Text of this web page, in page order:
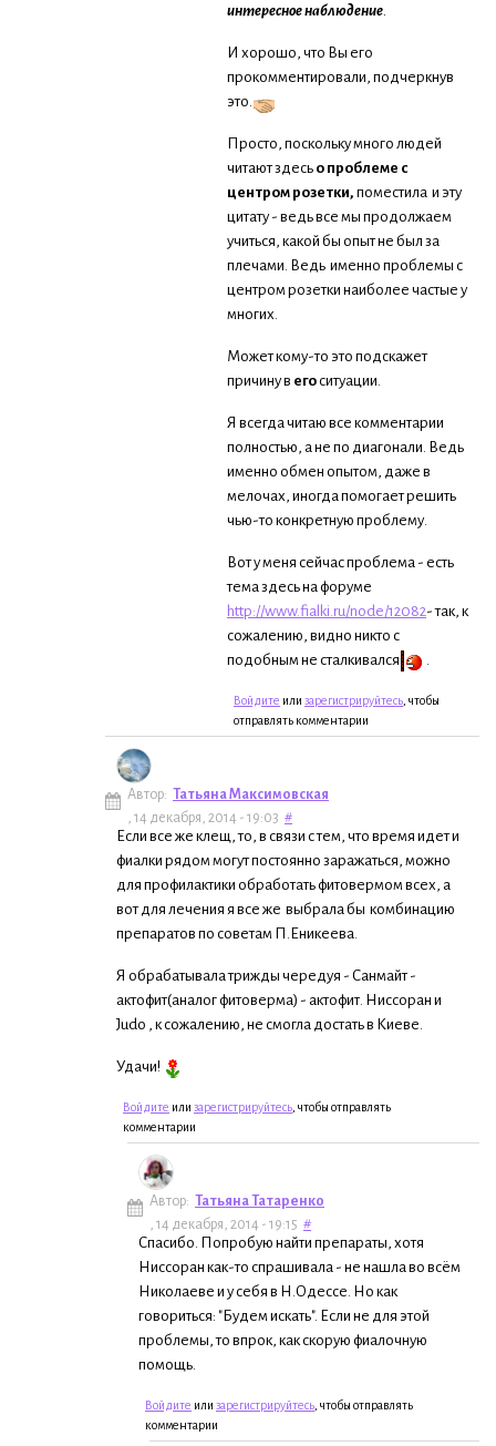
интересное наблюдение
И хорошо, что Вы его
прокомментировали, подчеркнув
это.
Просто, поскольку много людей
читают здесь о проблеме с
центром розетки, поместила и эту
цитату - ведь все мы продолжаем
учиться, какой бы опыт не был за
плечами. Ведь именно проблемы с
центром розетки наиболее частые у
многих.
Может кому-то это подскажет
причину в егоситуации.
Я всегда читаю все комментарии
полностью, а не по диагонали. Ведь
именно обмен опытом, даже в
мелочах, иногда помогает решить
чью-то конкретную проблему.
Вот у меня сейчас проблема - есть
тема здесь на форуме
http://www.fialki.ru/node/12082- так, к
сожалению, видно никто с
подобным не сталкивался
Войдите или зарегистрируйтесь , чтобы
отправлять комментарии
Автор: Татьяна Максимовская
, 14 декабря, 2014 - 19:03 #
Если все же клещ, то, в связи с тем, что время идет и
фиалки рядом могут постоянно заражаться, можно
для профилактики обработать фитовермом всех, а
вот для лечения я все же выбрала бы комбинацию
препаратов по советам П.Еникеева.
Я обрабатывала трижды чередуя - Санмайт -
актофит(аналог фитоверма) - актофит. Ниссоран и
Judo , к сожалению, не смогла достать в Киеве.
Удачи!
Войдите или зарегистрируйтесь , чтобы отправлять
комментарии
Автор: Татьяна Татаренко
, 14 декабря, 2014 - 19:15 #
Спасибо. Попробую найти препараты, хотя
Ниссоран как-то спрашивала - не нашла во всём
Николаеве и у себя в Н.Одессе. Но как
говориться: "Будем искать". Если не для этой
проблемы, то впрок, как скорую фиалочную
помощь.
Войдите или зарегистрируйтесь , чтобы отправлять
комментарии